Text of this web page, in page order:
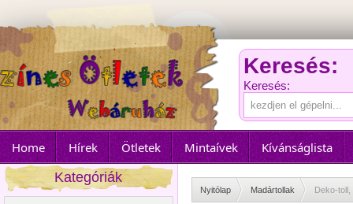
Keresés:
Keresés:
Home Hírek Ötletek Mintaívek
Kívánságlista
Kategóriák
Nyitólap Madártollak Deko-